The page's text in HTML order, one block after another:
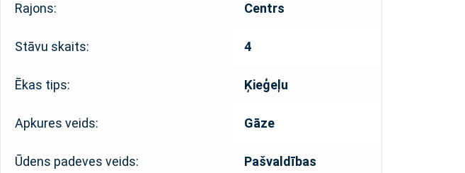
Rajons: Centrs
Stāvu skaits: 4
Ēkas tips: Ķieģeļu
Apkures veids: Gāze
Ūdens padeves veids: Pašvaldības